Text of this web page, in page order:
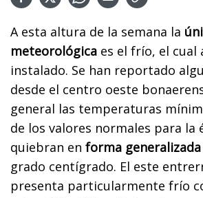
A esta altura de la semana la
meteorológica es el frío, el cual
instalado. Se han reportado
desde el centro oeste
general las temperaturas
de los valores normales para la
quiebran en forma
grado centígrado. El este
presenta particularmente frío